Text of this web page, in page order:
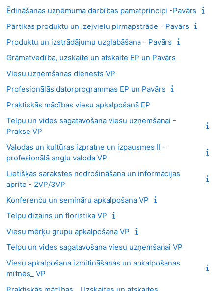
Ēdināšanas uzņēmuma darbības pamatprincipi -Pavārs
Pārtikas produktu un izejvielu pirmapstrāde - Pavārs
Produktu un izstrādājumu uzglabāšana - Pavārs
Grāmatvedība, uzskaite un atskaite EP un Pavārs
Viesu uzņemšanas dienests VP
Profesionālās datorprogrammas EP un Pavārs
Praktiskās mācības viesu apkalpošanā EP
Telpu un vides sagatavošana viesu uzņemšanai -
Prakse VP
Valodas un kultūras izpratne un izpausmes II -
profesionālā angļu valoda VP
Lietišķās sarakstes nodrošināšana un informācijas
aprite - 2VP/3VP
Konferenču un semināru apkalpošana VP
Telpu dizains un floristika VP
Viesu mērķu grupu apkalpošana VP
Telpu un vides sagatavošana viesu uzņemšanai VP
Viesu apkalpošana izmitināšanas un apkalpošanas
mītnēs_ VP
Praktiskās mācības _ Uzskaites un atskaites